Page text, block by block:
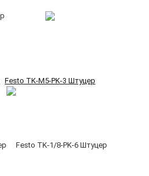
Festo TK-M5-PK-3 Штуцер